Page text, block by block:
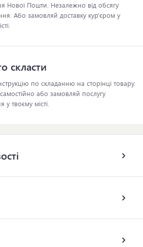
Нової Пошти. Незалежно від обсягу
Або замовляй доставку кур'єром у
скласти
по складанню на сторінці товару.
або замовляй послугу
у твоєму місті.